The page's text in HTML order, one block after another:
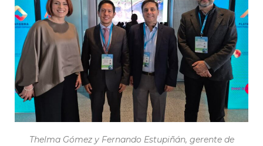
Thelma Gómez y Fernando Estupiñán, gerente de